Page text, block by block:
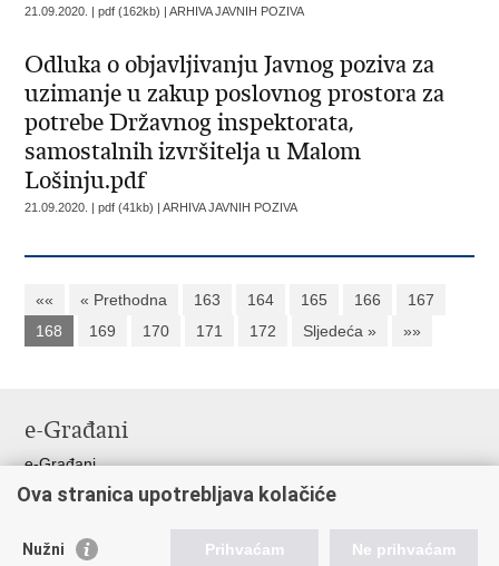
21.09.2020. | pdf (162kb) |ARHIVA JAVNIH POZIVA
Odluka o objavljivanju Javnog poziva za
uzimanje u zakup poslovnog prostora za
potrebe Državnog inspektorata,
samostalnih izvršitelja u Malom
Lošinju.pdf
21.09.2020. | pdf (41kb) |ARHIVA JAVNIH POZIVA
«« « Prethodna 163 164 165 166
167
168
169 170 171 172 Sljedeća » »»
e-Građani
e-Građani
Pristup informacijama
Pravo na pristup informacijama
Ova stranica upotrebljava kolačiće
Nužni Prihvaćam Ne prihvaćam